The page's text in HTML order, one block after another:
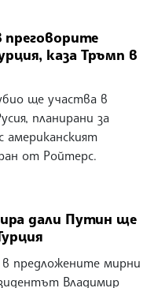
каза Тръмп в
ще участва в
планирани за
американският
от Ройтерс.
дали Путин ще
предложените мирни
Владимир